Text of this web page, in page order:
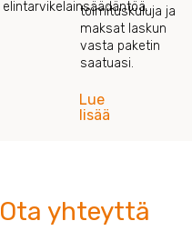
elintarvikelainsäädäntöä.
toimituskuluja ja
maksat laskun
vasta paketin
saatuasi.
Lue
lisää
Ota yhteyttä